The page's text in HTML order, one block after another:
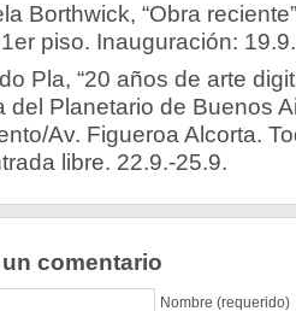
Borthwick, “Obra
piso. Inauguración:
Pla, “20 años de arte
del Planetario de Buenos
Av. Figueroa Alcorta.
libre. 22.9.-25.9.­
comentario
Nombre (requerido)